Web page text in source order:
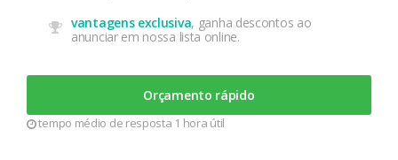
vantagens exclusiva, ganha descontos ao
anunciar em nossa lista online.
Orçamento rápido
tempo médio de resposta 1 hora útil